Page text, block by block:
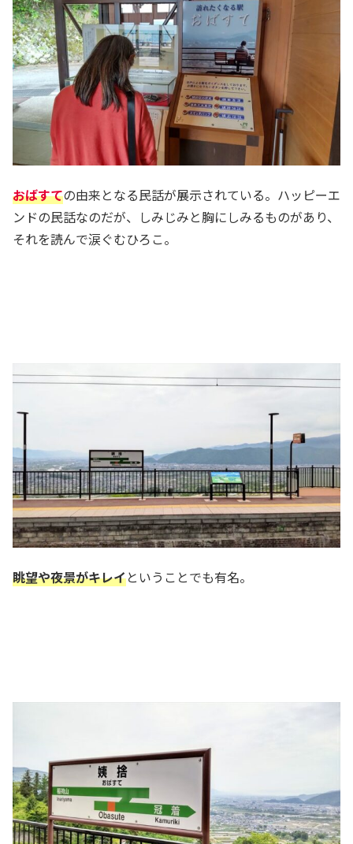
おばすての由来となる民話が展示されている。ハッピーエ
ンドの民話なのだが、しみじみと胸にしみるものがあり、
それを読んで涙ぐむひろこ。
眺望や夜景がキレイということでも有名。